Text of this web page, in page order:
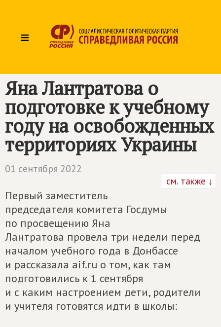
≡
Яна Лантратова о
подготовке к учебному
году на освобожденных
территориях Украины
01 сентября 2022
см. также ↓
Первый заместитель
председателя комитета Госдумы
по просвещению Яна
Лантратова провела три недели перед
началом учебного года в Донбассе
и рассказала aif.ru о том, как там
подготовились к 1 сентября
и с каким настроением дети, родители
и учителя готовятся идти в школы: